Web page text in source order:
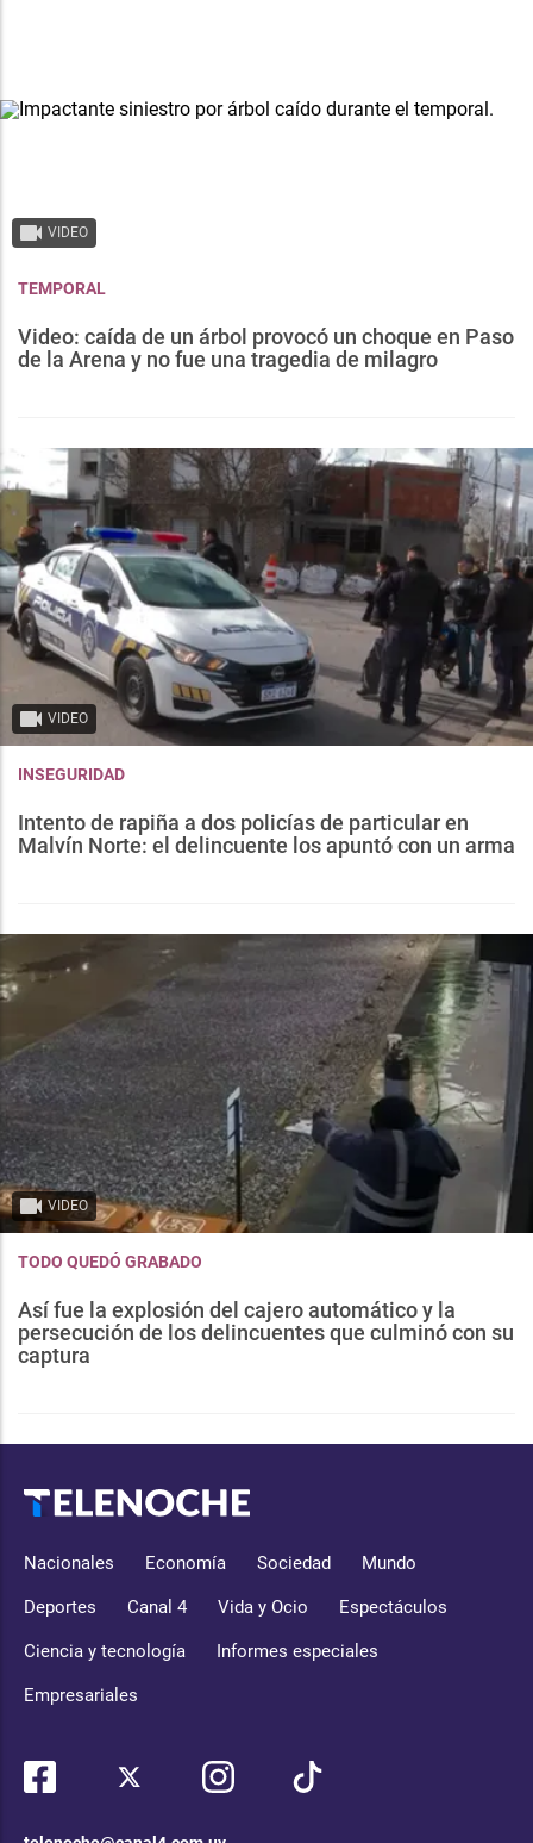
VIDEO
TEMPORAL
Video: caída de un árbol provocó un choque en Paso
de la Arena y no fue una tragedia de milagro
VIDEO
INSEGURIDAD
Intento de rapiña a dos policías de particular en
Malvín Norte: el delincuente los apuntó con un arma
VIDEO
TODO QUEDÓ GRABADO
Así fue la explosión del cajero automático y la
persecución de los delincuentes que culminó con su
captura
Nacionales Economía Sociedad Mundo
Deportes Canal 4 Vida y Ocio Espectáculos
Ciencia y tecnología Informes especiales
Empresariales